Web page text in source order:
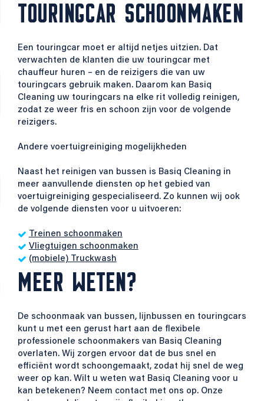
TOURINGCAR SCHOONMAKEN
Een touringcar moet er altijd netjes uitzien. Dat
verwachten de klanten die uw touringcar met
chauffeur huren – en de reizigers die van uw
touringcars gebruik maken. Daarom kan Basiq
Cleaning uw touringcars na elke rit volledig reinigen,
zodat ze weer fris en schoon zijn voor de volgende
reizigers.
Andere voertuigreiniging mogelijkheden
Naast het reinigen van bussen is Basiq Cleaning in
meer aanvullende diensten op het gebied van
voertuigreiniging gespecialiseerd. Zo kunnen wij ook
de volgende diensten voor u uitvoeren:
Treinen schoonmaken
Vliegtuigen schoonmaken
(mobiele) Truckwash
MEER WETEN?
De schoonmaak van bussen, lijnbussen en touringcars
kunt u met een gerust hart aan de flexibele
professionele schoonmakers van Basiq Cleaning
overlaten. Wij zorgen ervoor dat de bus snel en
efficiënt wordt schoongemaakt, zodat hij snel de weg
weer op kan. Wilt u weten wat Basiq Cleaning voor u
kan betekenen? Neem contact met ons op. Onze